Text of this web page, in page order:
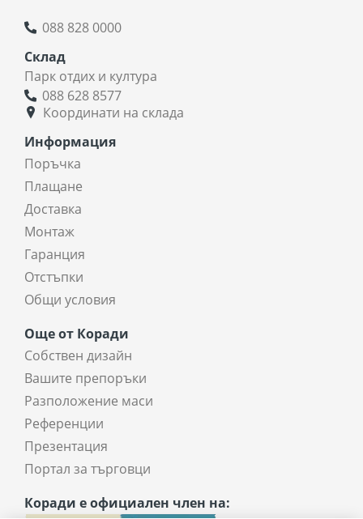
088 828 0000
Склад
Парк отдих и култура
088 628 8577
Координати на склада
Информация
Поръчка
Плащане
Доставка
Монтаж
Гаранция
Отстъпки
Общи условия
Още от Коради
Собствен дизайн
Вашите препоръки
Разположение маси
Референции
Презентация
Портал за търговци
Коради е официален член на: